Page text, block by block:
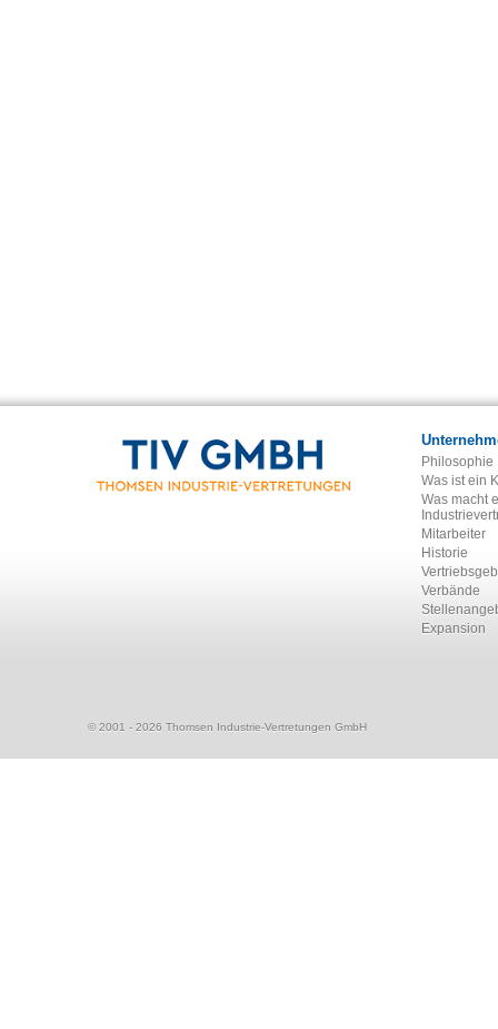
Philosophie
Was ist ein
Was macht
Mitarbeiter
Historie
Verbände
Expansion
© 2001 - 2026 Thomsen Industrie-Vertretungen GmbH